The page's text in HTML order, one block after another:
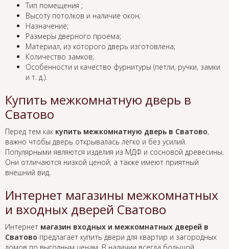
Тип помещения ;
Высоту потолков и наличие окон;
Назначение;
Размеры дверного проема;
Материал, из которого дверь изготовлена;
Количество замков;
Особенности и качество фурнитуры (петли, ручки, замки
и т. д.).
Купить межкомнатную дверь в
Сватово
Перед тем как купить межкомнатную дверь в Сватово,
важно чтобы дверь открывалась легко и без усилий.
Популярными являются изделия из МДФ и сосновой древесины.
Они отличаются низкой ценой, а также имеют приятный
внешний вид.
Интернет магазины межкомнатных
и входных дверей Сватово
Интернет магазин входных и межкомнатных дверей в
Сватово предлагает купить двери для квартир и загородных